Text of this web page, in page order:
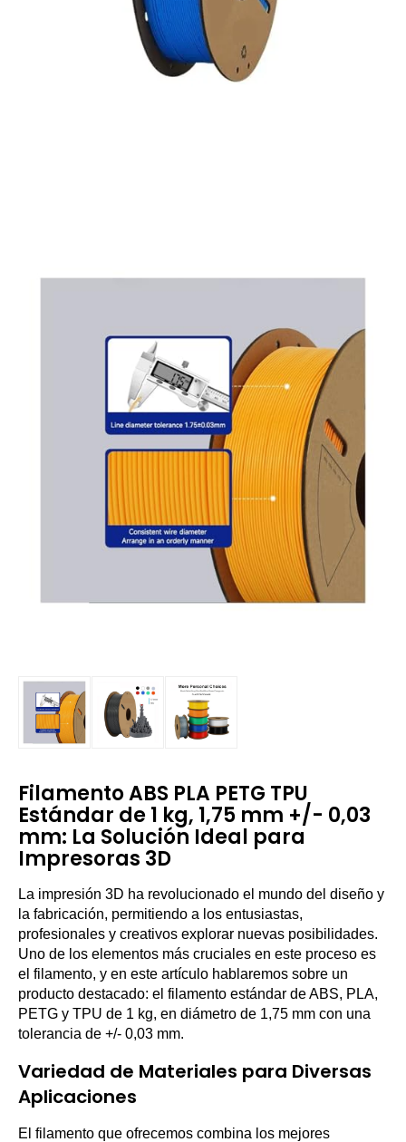
Filamento ABS PLA PETG TPU
Estándar de 1 kg, 1,75 mm +/- 0,03
mm: La Solución Ideal para
Impresoras 3D
La impresión 3D ha revolucionado el mundo del diseño y
la fabricación, permitiendo a los entusiastas,
profesionales y creativos explorar nuevas posibilidades.
Uno de los elementos más cruciales en este proceso es
el filamento, y en este artículo hablaremos sobre un
producto destacado: el filamento estándar de ABS, PLA,
PETG y TPU de 1 kg, en diámetro de 1,75 mm con una
tolerancia de +/- 0,03 mm.
Variedad de Materiales para Diversas
Aplicaciones
El filamento que ofrecemos combina los mejores